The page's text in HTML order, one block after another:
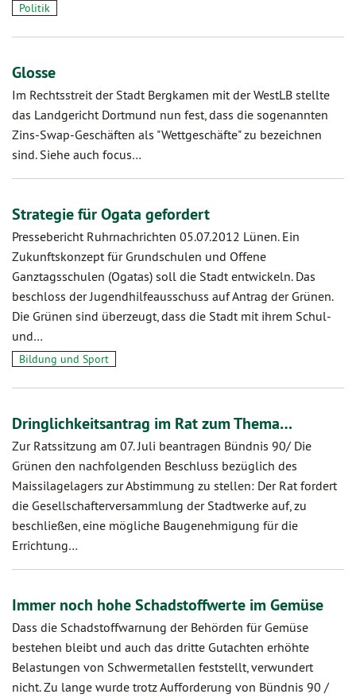
Politik
Glosse
Im Rechtsstreit der Stadt Bergkamen mit der WestLB stellte
das Landgericht Dortmund nun fest, dass die sogenannten
Zins-Swap-Geschäften als "Wettgeschäfte" zu bezeichnen
sind. Siehe auch focus…
Strategie für Ogata gefordert
Pressebericht Ruhrnachrichten 05.07.2012 Lünen. Ein
Zukunftskonzept für Grundschulen und Offene
Ganztagsschulen (Ogatas) soll die Stadt entwickeln. Das
beschloss der Jugendhilfeausschuss auf Antrag der Grünen.
Die Grünen sind überzeugt, dass die Stadt mit ihrem Schul-
und…
Bildung und Sport
Dringlichkeitsantrag im Rat zum Thema…
Zur Ratssitzung am 07. Juli beantragen Bündnis 90/ Die
Grünen den nachfolgenden Beschluss bezüglich des
Maissilagelagers zur Abstimmung zu stellen: Der Rat fordert
die Gesellschafterversammlung der Stadtwerke auf, zu
beschließen, eine mögliche Baugenehmigung für die
Errichtung…
Immer noch hohe Schadstoffwerte im Gemüse
Dass die Schadstoffwarnung der Behörden für Gemüse
bestehen bleibt und auch das dritte Gutachten erhöhte
Belastungen von Schwermetallen feststellt, verwundert
nicht. Zu lange wurde trotz Aufforderung von Bündnis 90 /